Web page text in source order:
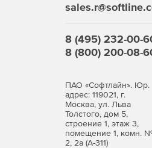
действий и
Сценарии
устройств,
защите.
Реагирование
просматривает
последствий.
8 (495) 232-00-
8 (800) 200-08-
ПАО «Софтлайн». Юр.
адрес: 119021, г.
Москва, ул. Льва
Толстого, дом 5,
строение 1, этаж 3,
помещение 1, комн.
2, 2а (А-311)